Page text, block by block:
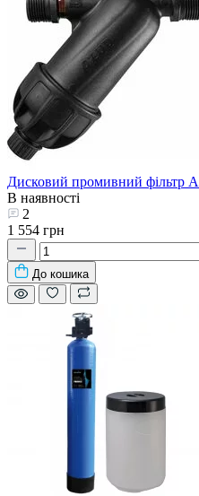
Дисковий промивний фільтр
В наявності
2
1 554 грн
До кошика